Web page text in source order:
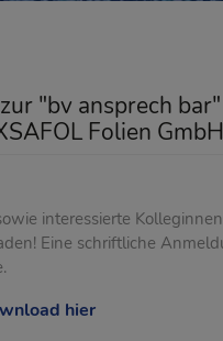
"bv ansprech
Folien
interessierte
Eine schriftliche
hier